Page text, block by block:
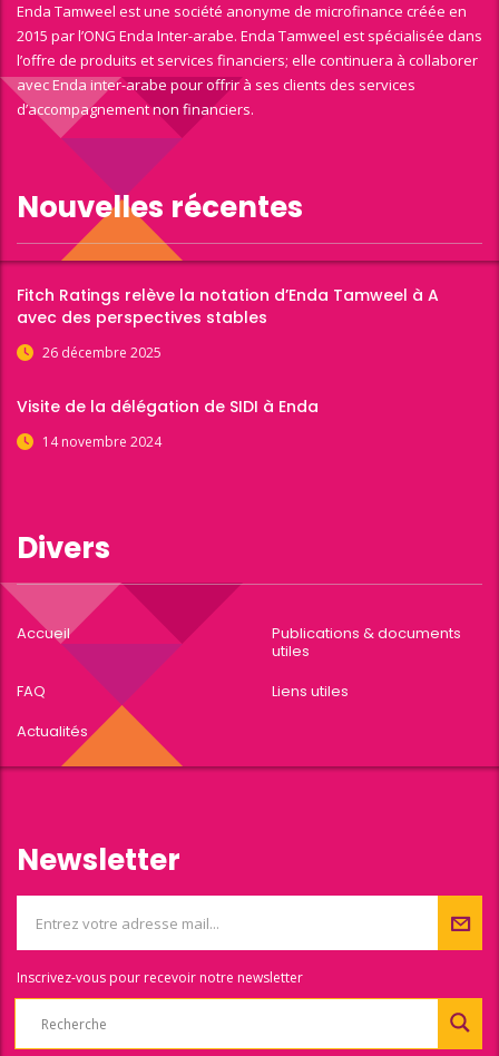
Enda Tamweel est une société anonyme de microfinance créée en
2015 par l’ONG Enda Inter-arabe. Enda Tamweel est spécialisée dans
l’offre de produits et services financiers; elle continuera à collaborer
avec Enda inter-arabe pour offrir à ses clients des services
d’accompagnement non financiers.
Nouvelles récentes
Fitch Ratings relève la notation d’Enda Tamweel à A
avec des perspectives stables
26 décembre 2025
Visite de la délégation de SIDI à Enda
14 novembre 2024
Divers
Accueil
Publications & documents
utiles
FAQ
Liens utiles
Actualités
Newsletter
Inscrivez-vous pour recevoir notre newsletter